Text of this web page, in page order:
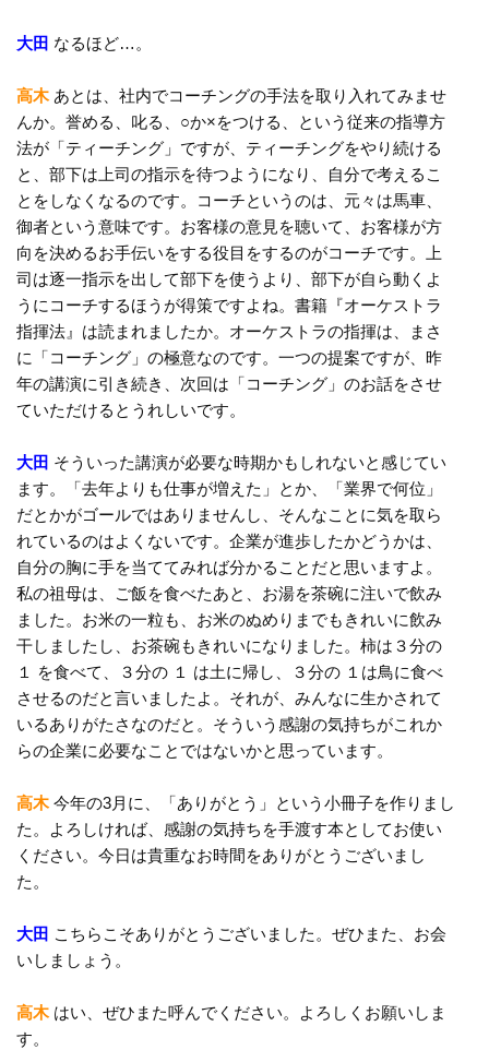
大田 なるほど…。
高木あとは、社内でコーチングの手法を取り入れてみませ
んか。誉める、叱る、○か×をつける、という従来の指導方
法が「ティーチング」ですが、ティーチングをやり続ける
と、部下は上司の指示を待つようになり、自分で考えるこ
とをしなくなるのです。コーチというのは、元々は馬車、
御者という意味です。お客様の意見を聴いて、お客様が方
向を決めるお手伝いをする役目をするのがコーチです。上
司は逐一指示を出して部下を使うより、部下が自ら動くよ
うにコーチするほうが得策ですよね。書籍『オーケストラ
指揮法』は読まれましたか。オーケストラの指揮は、まさ
に「コーチング」の極意なのです。一つの提案ですが、昨
年の講演に引き続き、次回は「コーチング」のお話をさせ
ていただけるとうれしいです。
大田 そういった講演が必要な時期かもしれないと感じてい
ます。「去年よりも仕事が増えた」とか、「業界で何位」
だとかがゴールではありませんし、そんなことに気を取ら
れているのはよくないです。企業が進歩したかどうかは、
自分の胸に手を当ててみれば分かることだと思いますよ。
私の祖母は、ご飯を食べたあと、お湯を茶碗に注いで飲み
ました。お米の一粒も、お米のぬめりまでもきれいに飲み
干しましたし、お茶碗もきれいになりました。柿は３分の
１ を食べて、３分の １ は土に帰し、３分の １は鳥に食べ
させるのだと言いましたよ。それが、みんなに生かされて
いるありがたさなのだと。そういう感謝の気持ちがこれか
らの企業に必要なことではないかと思っています。
高木今年の3月に、「ありがとう」という小冊子を作りまし
た。よろしければ、感謝の気持ちを手渡す本としてお使い
ください。今日は貴重なお時間をありがとうございまし
た。
大田 こちらこそありがとうございました。ぜひまた、お会
いしましょう。
高木はい、ぜひまた呼んでください。よろしくお願いしま
す。